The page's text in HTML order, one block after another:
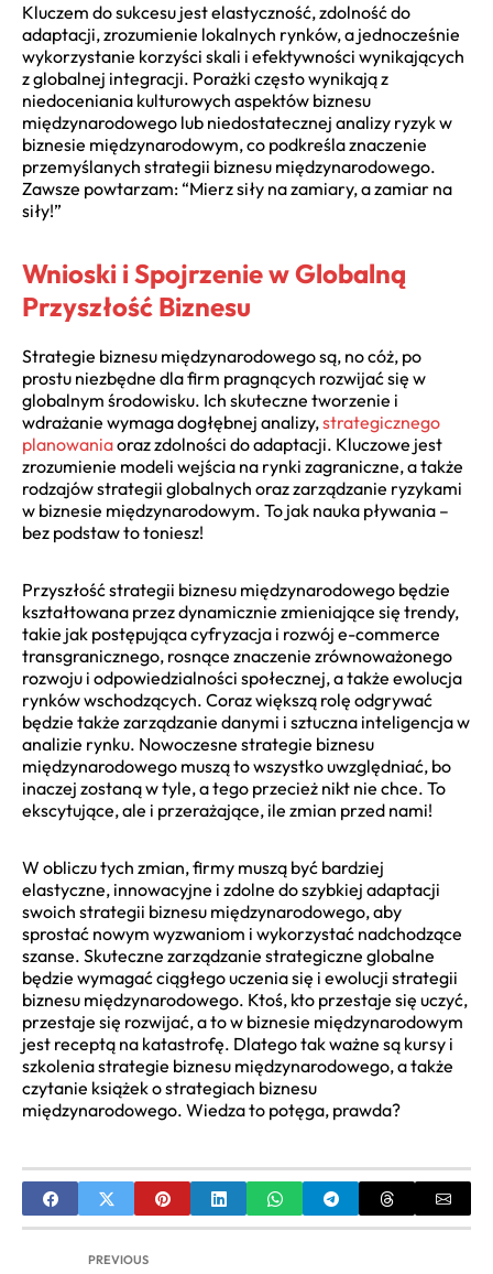
Kluczem do sukcesu jest elastyczność, zdolność do
adaptacji, zrozumienie lokalnych rynków, a jednocześnie
wykorzystanie korzyści skali i efektywności wynikających
z globalnej integracji. Porażki często wynikają z
niedoceniania kulturowych aspektów biznesu
międzynarodowego lub niedostatecznej analizy ryzyk w
biznesie międzynarodowym, co podkreśla znaczenie
przemyślanych strategii biznesu międzynarodowego.
Zawsze powtarzam: “Mierz siły na zamiary, a zamiar na
siły!”
Wnioski i Spojrzenie w Globalną
Przyszłość Biznesu
Strategie biznesu międzynarodowego są, no cóż, po
prostu niezbędne dla firm pragnących rozwijać się w
globalnym środowisku. Ich skuteczne tworzenie i
wdrażanie wymaga dogłębnej analizy,strategicznego
planowaniaoraz zdolności do adaptacji. Kluczowe jest
zrozumienie modeli wejścia na rynki zagraniczne, a także
rodzajów strategii globalnych oraz zarządzanie ryzykami
w biznesie międzynarodowym. To jak nauka pływania –
bez podstaw to toniesz!
Przyszłość strategii biznesu międzynarodowego będzie
kształtowana przez dynamicznie zmieniające się trendy,
takie jak postępująca cyfryzacja i rozwój e-commerce
transgranicznego, rosnące znaczenie zrównoważonego
rozwoju i odpowiedzialności społecznej, a także ewolucja
rynków wschodzących. Coraz większą rolę odgrywać
będzie także zarządzanie danymi i sztuczna inteligencja w
analizie rynku. Nowoczesne strategie biznesu
międzynarodowego muszą to wszystko uwzględniać, bo
inaczej zostaną w tyle, a tego przecież nikt nie chce. To
ekscytujące, ale i przerażające, ile zmian przed nami!
W obliczu tych zmian, firmy muszą być bardziej
elastyczne, innowacyjne i zdolne do szybkiej adaptacji
swoich strategii biznesu międzynarodowego, aby
sprostać nowym wyzwaniom i wykorzystać nadchodzące
szanse. Skuteczne zarządzanie strategiczne globalne
będzie wymagać ciągłego uczenia się i ewolucji strategii
biznesu międzynarodowego. Ktoś, kto przestaje się uczyć,
przestaje się rozwijać, a to w biznesie międzynarodowym
jest receptą na katastrofę. Dlatego tak ważne są kursy i
szkolenia strategie biznesu międzynarodowego, a także
czytanie książek o strategiach biznesu
międzynarodowego. Wiedza to potęga, prawda?
PREVIOUS